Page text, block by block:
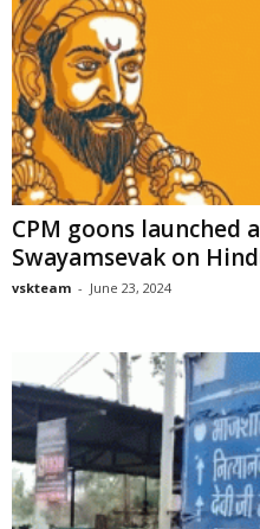
CPM goons launched
Swayamsevak on
vskteam - June 23, 2024